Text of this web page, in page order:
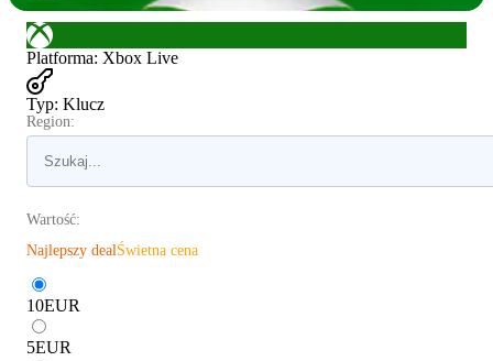
Platforma: Xbox Live
Typ: Klucz
Region:
Wartość:
Najlepszy deal Świetna cena
10EUR
5EUR